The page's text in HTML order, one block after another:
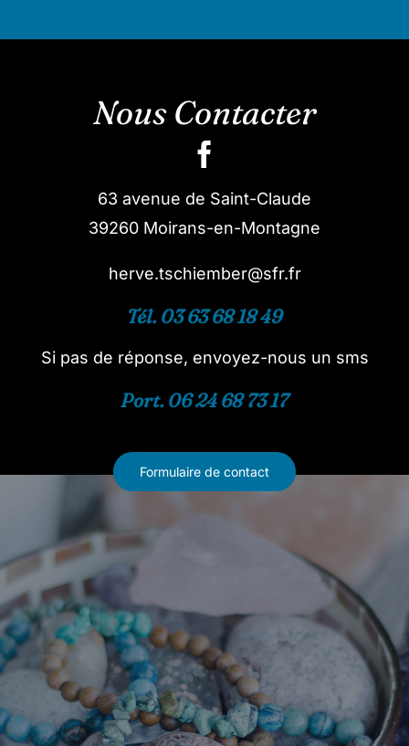
Nous Contacter
63 avenue de Saint-Claude
39260 Moirans-en-Montagne
herve.tschiember@sfr.fr
Tél. 03 63 68 18 49
Si pas de réponse, envoyez-nous un sms
Port. 06 24 68 73 17
Formulaire de contact